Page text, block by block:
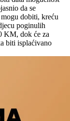
da se
dobiti, kreću
poginulih
KM, dok će za
biti isplaćivano